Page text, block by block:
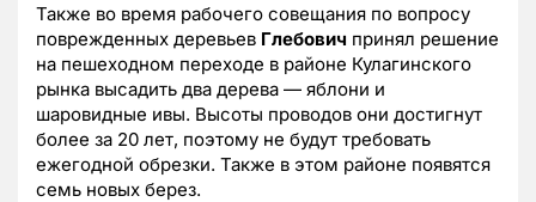
Также во время рабочего совещания по вопросу
поврежденных деревьев Глебович принял решение
на пешеходном переходе в районе Кулагинского
рынка высадить два дерева — яблони и
шаровидные ивы. Высоты проводов они достигнут
более за 20 лет, поэтому не будут требовать
ежегодной обрезки. Также в этом районе появятся
семь новых берез.